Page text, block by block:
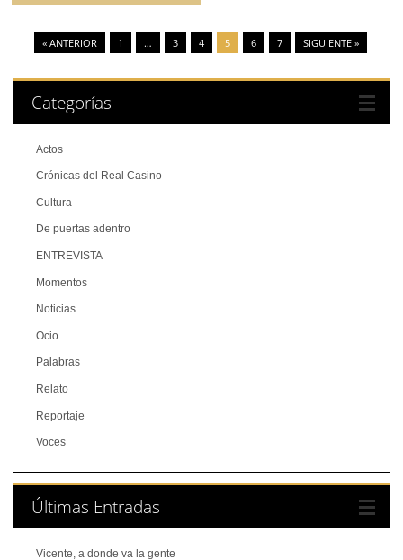
« ANTERIOR 1 … 3 4 5 6 7 SIGUIENTE »
Categorías
Actos
Crónicas del Real Casino
Cultura
De puertas adentro
ENTREVISTA
Momentos
Noticias
Ocio
Palabras
Relato
Reportaje
Voces
Últimas Entradas
Vicente, a donde va la gente